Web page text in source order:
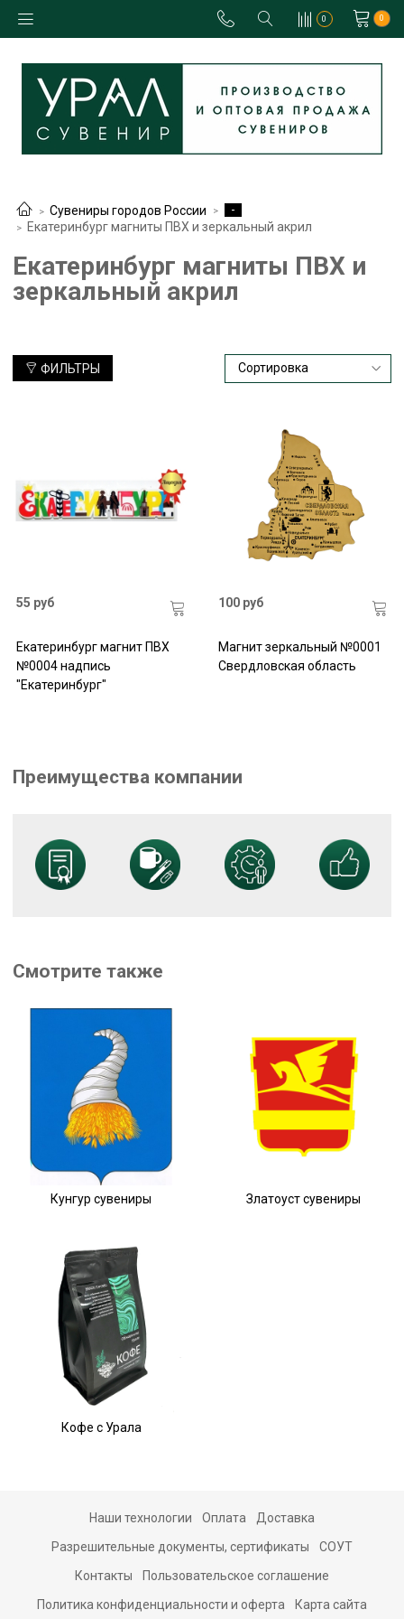
0 0
Сувениры городов России
-
Екатеринбург магниты ПВХ и зеркальный акрил
Екатеринбург магниты ПВХ и
зеркальный акрил
ФИЛЬТРЫ
55 руб
Екатеринбург магнит ПВХ
№0004 надпись
"Екатеринбург"
100 руб
Магнит зеркальный №0001
Свердловская область
Преимущества компании
Смотрите также
Кунгур сувениры Златоуст сувениры
Кофе с Урала
Наши технологии Оплата Доставка
Разрешительные документы, сертификаты СОУТ
Контакты Пользовательское соглашение
Политика конфиденциальности и оферта Карта сайта